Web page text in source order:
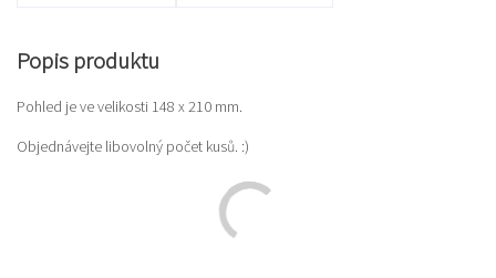
Popis produktu
Pohled je ve velikosti 148 x 210 mm.
Objednávejte libovolný počet kusů. :)